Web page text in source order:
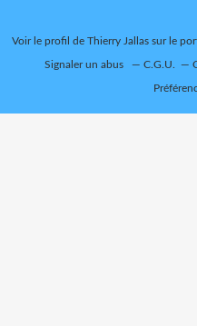
Voir le profil de Thierry Jallassur le
Signaler un abus C.G.U.